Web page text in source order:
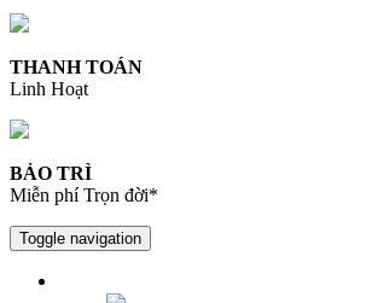
THANH TOÁN
Linh Hoạt
BẢO TRÌ
Miễn phí Trọn đời*
Toggle navigation